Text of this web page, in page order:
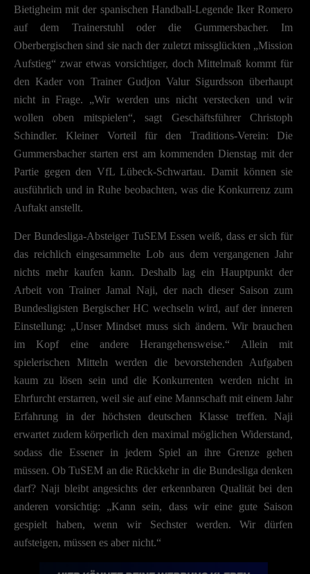
Bietigheim mit der spanischen Handball-Legende Iker Romero
auf dem Trainerstuhl oder die Gummersbacher. Im
Oberbergischen sind sie nach der zuletzt missglückten „Mission
Aufstieg“ zwar etwas vorsichtiger, doch Mittelmaß kommt für
den Kader von Trainer Gudjon Valur Sigurdsson überhaupt
nicht in Frage. „Wir werden uns nicht verstecken und wir
wollen oben mitspielen“, sagt Geschäftsführer Christoph
Schindler. Kleiner Vorteil für den Traditions-Verein: Die
Gummersbacher starten erst am kommenden Dienstag mit der
Partie gegen den VfL Lübeck-Schwartau. Damit können sie
ausführlich und in Ruhe beobachten, was die Konkurrenz zum
Auftakt anstellt.
Der Bundesliga-Absteiger TuSEM Essen weiß, dass er sich für
das reichlich eingesammelte Lob aus dem vergangenen Jahr
nichts mehr kaufen kann. Deshalb lag ein Hauptpunkt der
Arbeit von Trainer Jamal Naji, der nach dieser Saison zum
Bundesligisten Bergischer HC wechseln wird, auf der inneren
Einstellung: „Unser Mindset muss sich ändern. Wir brauchen
im Kopf eine andere Herangehensweise.“ Allein mit
spielerischen Mitteln werden die bevorstehenden Aufgaben
kaum zu lösen sein und die Konkurrenten werden nicht in
Ehrfurcht erstarren, weil sie auf eine Mannschaft mit einem Jahr
Erfahrung in der höchsten deutschen Klasse treffen. Naji
erwartet zudem körperlich den maximal möglichen Widerstand,
sodass die Essener in jedem Spiel an ihre Grenze gehen
müssen. Ob TuSEM an die Rückkehr in die Bundesliga denken
darf? Naji bleibt angesichts der erkennbaren Qualität bei den
anderen vorsichtig: „Kann sein, dass wir eine gute Saison
gespielt haben, wenn wir Sechster werden. Wir dürfen
aufsteigen, müssen es aber nicht.“